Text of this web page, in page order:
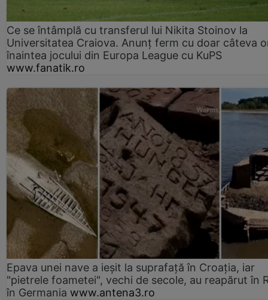
Ce se întâmplă cu transferul lui Nikita Stoinov la
Universitatea Craiova. Anunț ferm cu doar câteva
înaintea jocului din Europa League cu KuPS
www.fanatik.ro
Epava unei nave a ieșit la suprafață în Croația, iar
"pietrele foametei", vechi de secole, au reapărut în
în Germania www.antena3.ro